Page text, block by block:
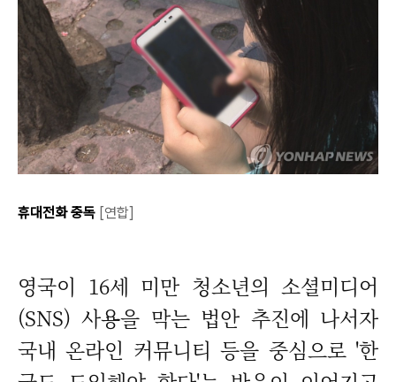
휴대전화 중독 [연합]
영국이 16세 미만 청소년의 소셜미디어
(SNS) 사용을 막는 법안 추진에 나서자
국내 온라인 커뮤니티 등을 중심으로 '한